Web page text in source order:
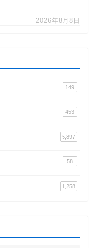
2026年8月8日
149
453
5,897
58
1,258